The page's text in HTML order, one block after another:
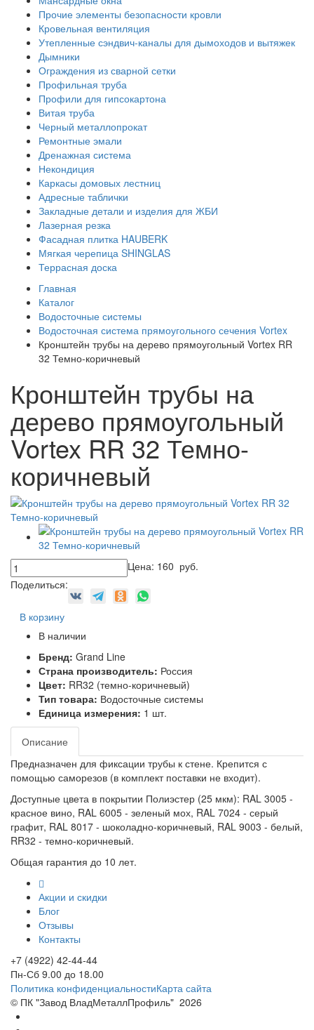
Прочие элементы безопасности кровли
Кровельная вентиляция
Утепленные сэндвич-каналы для дымоходов и вытяжек
Дымники
Ограждения из сварной сетки
Профильная труба
Профили для гипсокартона
Витая труба
Черный металлопрокат
Ремонтные эмали
Дренажная система
Некондиция
Каркасы домовых лестниц
Адресные таблички
Закладные детали и изделия для ЖБИ
Лазерная резка
Фасадная плитка HAUBERK
Мягкая черепица SHINGLAS
Террасная доска
Главная
Каталог
Водосточные системы
Водосточная система прямоугольного сечения Vortex
Кронштейн трубы на дерево прямоугольный Vortex RR
32 Темно-коричневый
Кронштейн трубы на
дерево прямоугольный
Vortex RR 32 Темно-
коричневый
Цена: 160 руб.
Поделиться:
В корзину
В наличии
Бренд: Grand Line
Страна производитель: Россия
Цвет: RR32 (темно-коричневый)
Тип товара: Водосточные системы
Единица измерения: 1 шт.
Описание
Предназначен для фиксации трубы к стене. Крепится с
помощью саморезов (в комплект поставки не входит).
Доступные цвета в покрытии Полиэстер (25 мкм): RAL 3005 -
красное вино, RAL 6005 - зеленый мох, RAL 7024 - серый
графит, RAL 8017 - шоколадно-коричневый, RAL 9003 - белый,
RR32 - темно-коричневый.
Общая гарантия до 10 лет.
Акции и скидки
Блог
Отзывы
Контакты
+7 (4922) 42-44-44
Пн-Сб 9.00 до 18.00
Политика конфиденциальностиКарта сайта
© ПК "Завод ВладМеталлПрофиль" 2026